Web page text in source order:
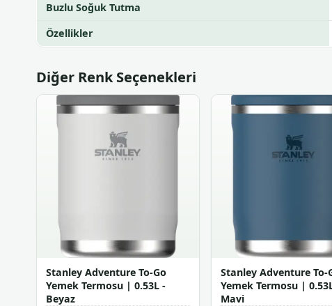
Buzlu Soğuk Tutma
Özellikler
Diğer Renk Seçenekleri
Stanley Adventure To-Go
Yemek Termosu | 0.53L -
Beyaz
Stanley Adventure To-
Yemek Termosu |
Mavi